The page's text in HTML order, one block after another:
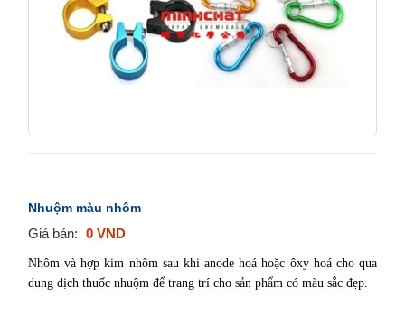
Nhuộm màu nhôm
Giá bán: 0 VND
Nhôm và hợp kim nhôm sau khi anode hoá hoặc ôxy hoá cho qua
dung dịch thuốc nhuộm để trang trí cho sản phẩm có màu sắc đẹp.